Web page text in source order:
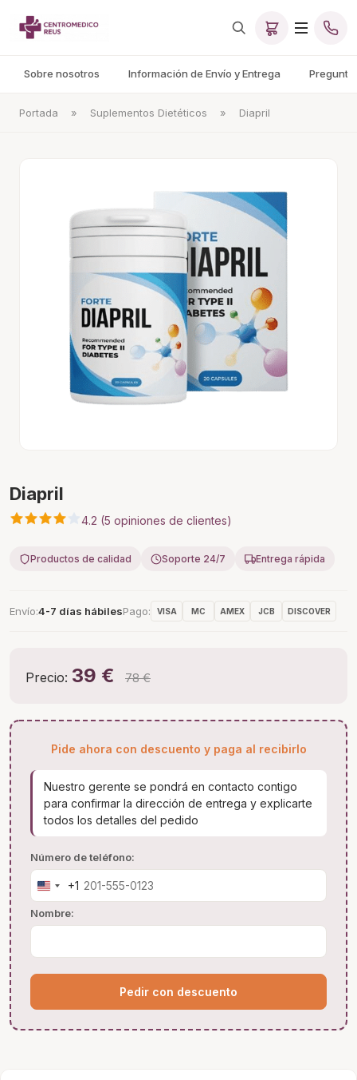
Sobre nosotros Información de Envío y Entrega
Portada » Suplementos Dietéticos » Diapril
Diapril
4.2 (5 opiniones de clientes)
Productos de calidad Soporte 24/7 Entrega rápida
Envío 4-7 días hábilesPago VISA MC AMEX JCB DISCOVER
Precio: 39 € 78 €
Pide ahora con descuento y paga al recibirlo
Nuestro gerente se pondrá en contacto contigo
para confirmar la dirección de entrega y explicarte
todos los detalles del pedido
Número de teléfono:
United
States
+1
+1
Nombre:
Pedir con descuento